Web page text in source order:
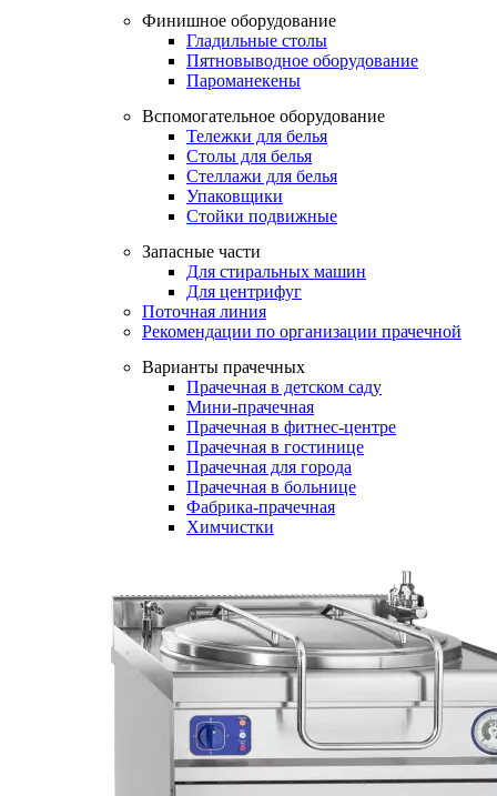
Финишное оборудование
Гладильные столы
Пятновыводное оборудование
Пароманекены
Вспомогательное оборудование
Тележки для белья
Столы для белья
Стеллажи для белья
Упаковщики
Стойки подвижные
Запасные части
Для стиральных машин
Для центрифуг
Поточная линия
Рекомендации по организации прачечной
Варианты прачечных
Прачечная в детском саду
Мини-прачечная
Прачечная в фитнес-центре
Прачечная в гостинице
Прачечная для города
Прачечная в больнице
Фабрика-прачечная
Химчистки